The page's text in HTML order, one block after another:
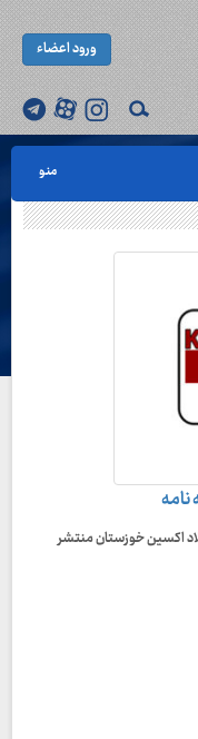
ورود اعضاء
منو
اکسین خوزستان منتشر